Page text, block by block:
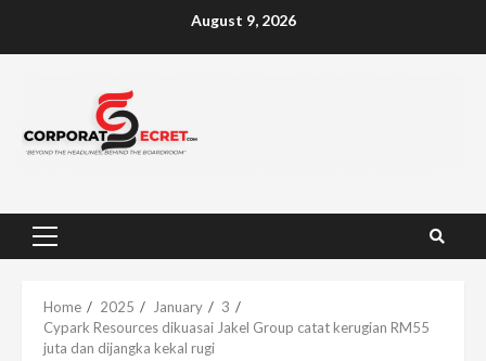
August 9, 2026
Primary
Home 2025 January
3
Cypark Resources dikuasai Jakel Group catat kerugian RM55
juta dan dijangka kekal rugi